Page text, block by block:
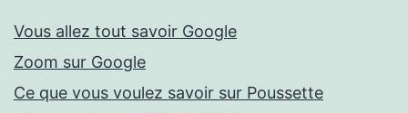
Vous allez tout savoir Google
Zoom sur Google
Ce que vous voulez savoir sur Poussette